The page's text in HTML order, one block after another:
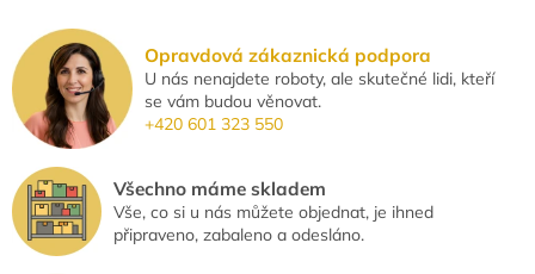
Opravdová zákaznická podpora
U nás nenajdete roboty, ale skutečné lidi, kteří
se vám budou věnovat.
+420 601 323 550
Všechno máme skladem
Vše, co si u nás můžete objednat, je ihned
připraveno, zabaleno a odesláno.